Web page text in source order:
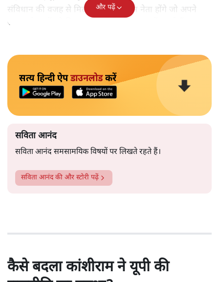
संविधान की वजह से मिला। ऐसे बहुत कम नेता होंगे जो अपने
समाज के मुद्दों को विधानसभाओं में और संसद में उठाते हैं।
और पढ़ें
सत्य हिन्दी ऐपडाउनलोडकरें
सविता आनंद
सविता आनंद समसामयिक विषयों पर लिखते रहते हैं।
सविता आनंदकी और स्टोरी पढ़ें
कैसे बदला कांशीराम ने यूपी की